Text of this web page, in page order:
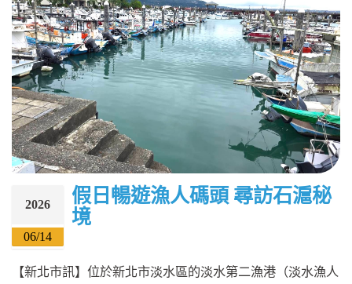
2026
06/14
假日暢遊漁人碼頭 尋訪石滬秘
境
【新北市訊】位於新北市淡水區的淡水第二漁港（淡水漁人